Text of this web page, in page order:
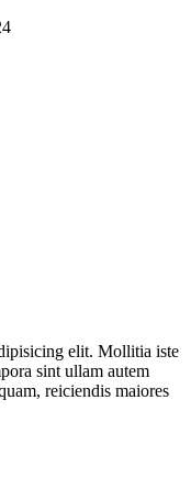
elit. Mollitia iste
sint ullam autem
reiciendis maiores